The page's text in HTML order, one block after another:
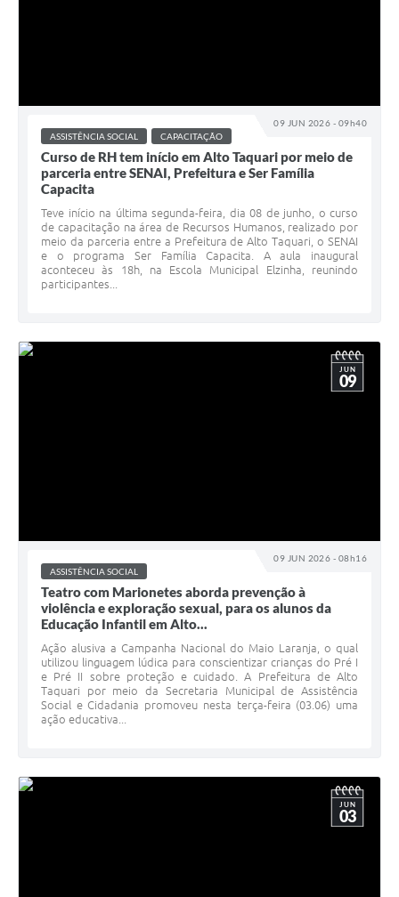
09 JUN 2026 - 09h40
ASSISTÊNCIA SOCIAL
CAPACITAÇÃO
Curso de RH tem início em Alto Taquari por meio de
parceria entre SENAI, Prefeitura e Ser Família
Capacita
Teve início na última segunda-feira, dia 08 de junho, o curso
de capacitação na área de Recursos Humanos, realizado por
meio da parceria entre a Prefeitura de Alto Taquari, o SENAI
e o programa Ser Família Capacita. A aula inaugural
aconteceu às 18h, na Escola Municipal Elzinha, reunindo
participantes...
09 JUN 2026 - 08h16
JUN
09
ASSISTÊNCIA SOCIAL
Teatro com Marionetes aborda prevenção à
violência e exploração sexual, para os alunos da
Educação Infantil em Alto...
Ação alusiva a Campanha Nacional do Maio Laranja, o qual
utilizou linguagem lúdica para conscientizar crianças do Pré I
e Pré II sobre proteção e cuidado. A Prefeitura de Alto
Taquari por meio da Secretaria Municipal de Assistência
Social e Cidadania promoveu nesta terça-feira (03.06) uma
ação educativa...
JUN
03